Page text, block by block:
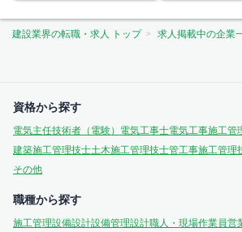
建設業界の転職・求人 トップ 求人掲載中の企業
資格から探す
電気主任技術者（電験） 電気工事士電気工事施工管
建築施工管理技士土木施工管理技士管工事施工管理
その他
職種から探す
施工管理設備設計設備管理設計職人・現場作業員営